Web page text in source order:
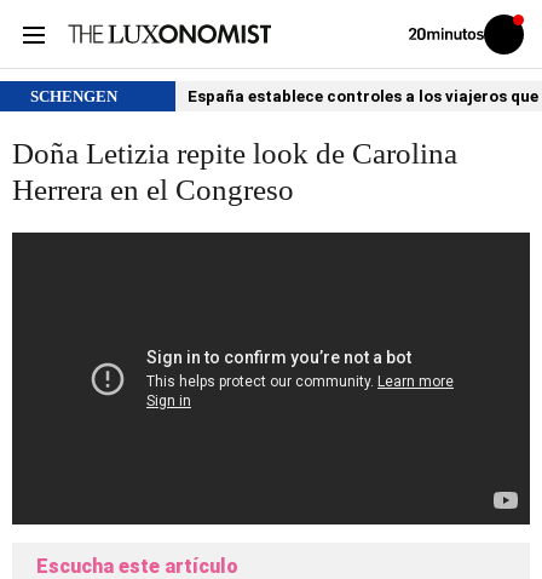
Volver
Iniciar
sesión
SCHENGEN España establece controles a los viajeros
Doña Letizia repite look de Carolina
Herrera en el Congreso
Escucha este artículo